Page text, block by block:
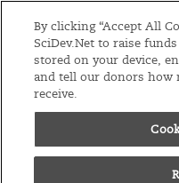
EditionsAfrique Sub-
By clicking “Accept All
SciDev.Net to raise
stored on your device,
and tell our donors how
receive.